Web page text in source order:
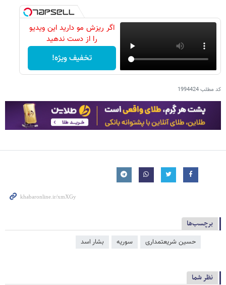
اگر ریزش مو دارید این ویدیو
را از دست ندهید
تخفیف ویژه!
کد مطلب1994424
برچسب‌ها
حسین شریعتمداری سوریه بشار اسد
نظر شما